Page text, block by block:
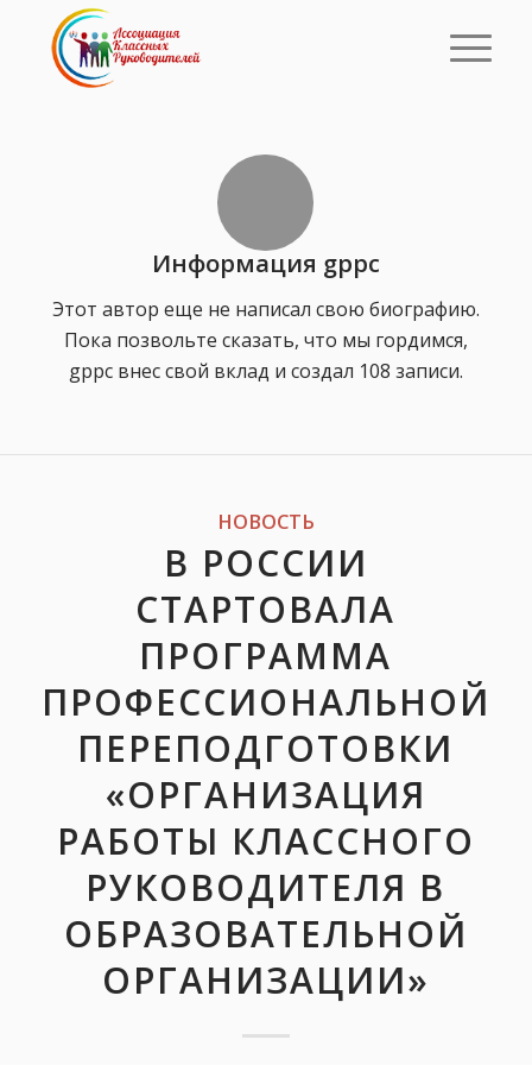
Информация gppc
Этот автор еще не написал свою биографию.
Пока позвольте сказать, что мы гордимся,
gppcвнес свой вклад и создал 108 записи.
НОВОСТЬ
В РОССИИ
СТАРТОВАЛА
ПРОГРАММА
ПРОФЕССИОНАЛЬНОЙ
ПЕРЕПОДГОТОВКИ
«ОРГАНИЗАЦИЯ
РАБОТЫ КЛАССНОГО
РУКОВОДИТЕЛЯ В
ОБРАЗОВАТЕЛЬНОЙ
ОРГАНИЗАЦИИ»